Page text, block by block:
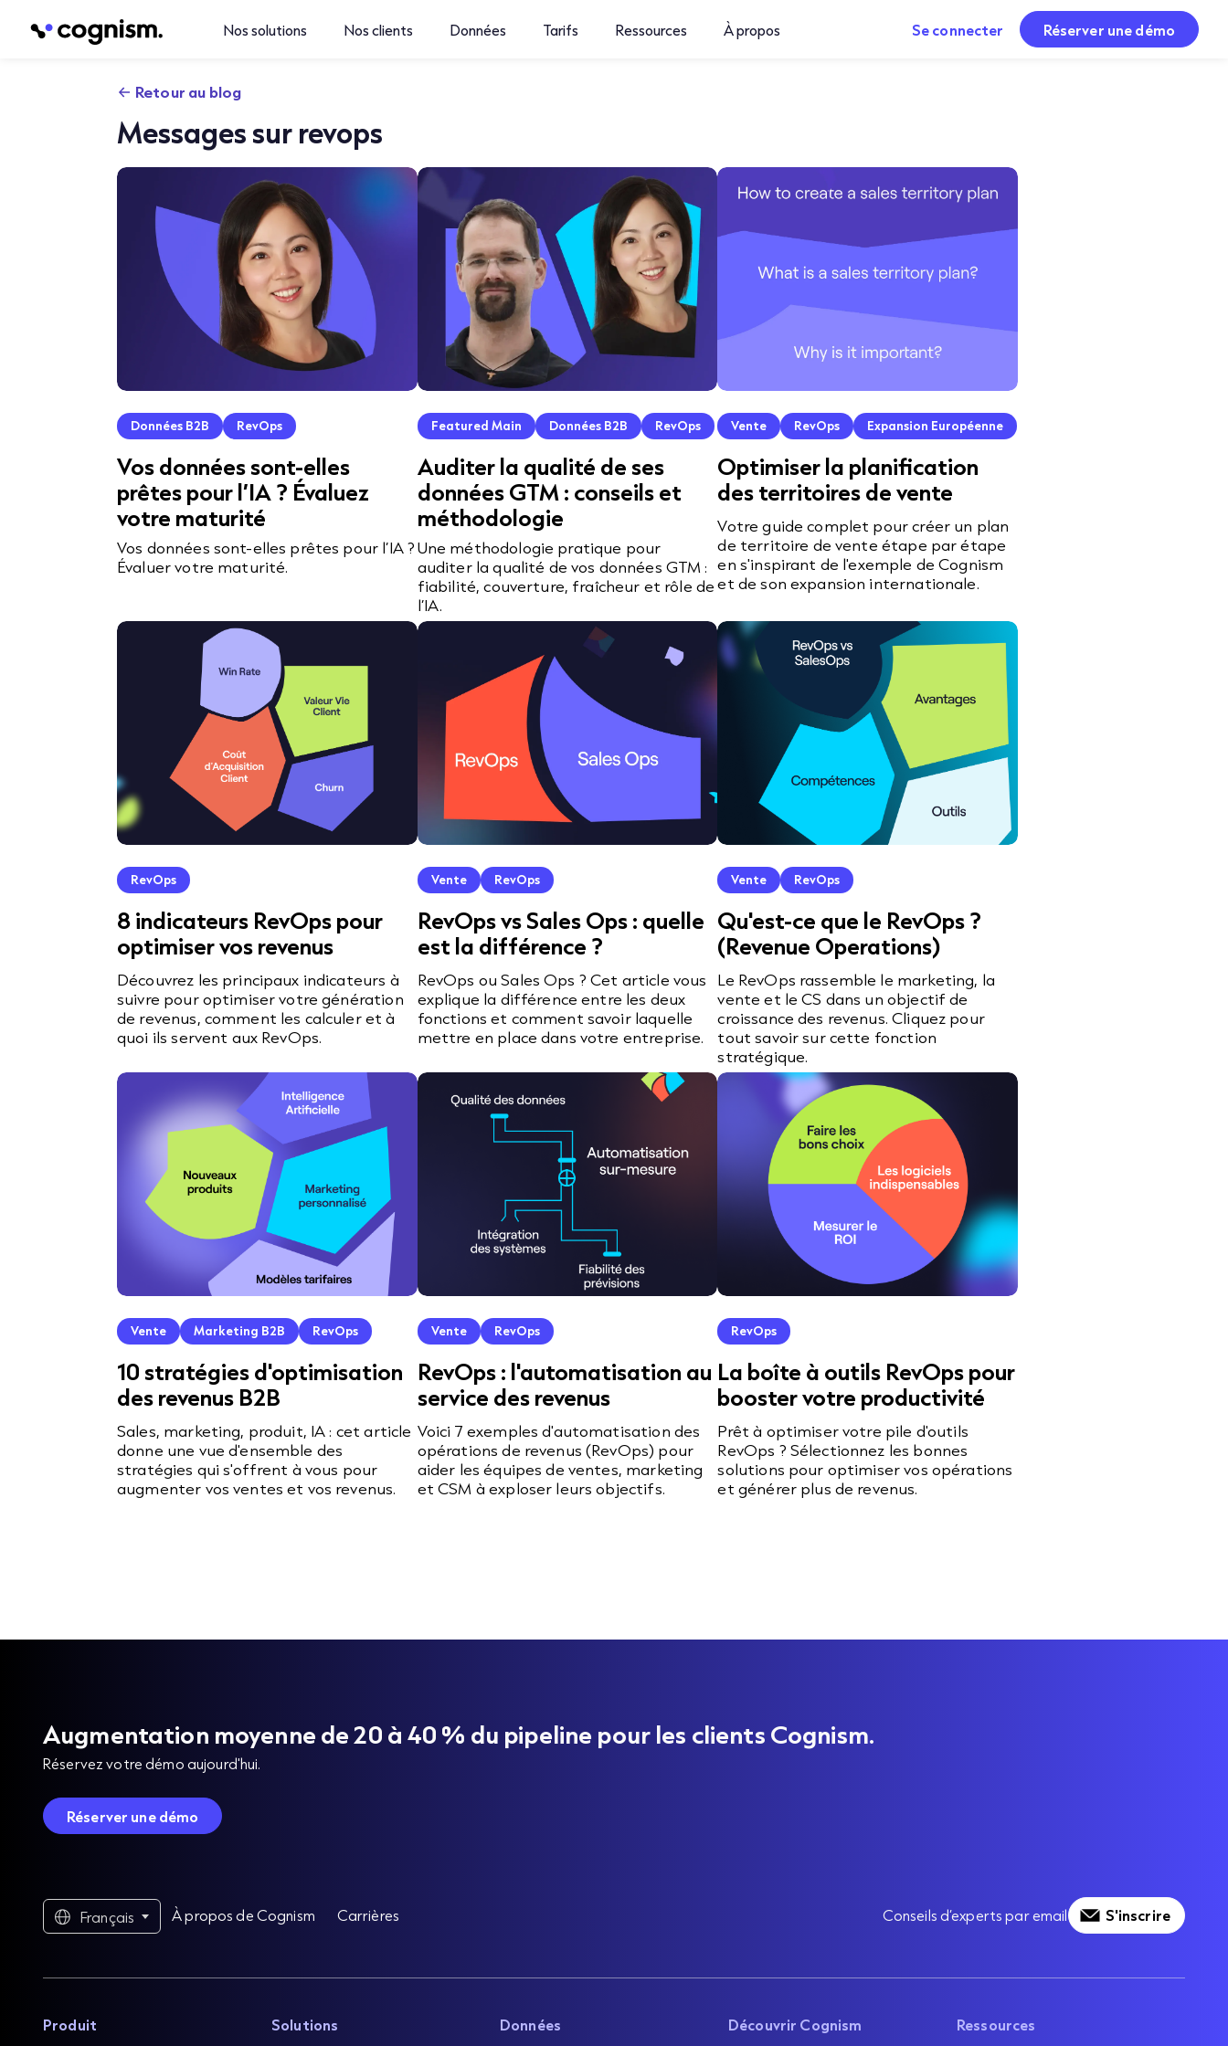
Nos solutions Nos clients Données Tarifs Ressources À propos Se connecter Réserver une démo
Retour au blog
Messages sur revops
Données B2B RevOps
Vos données sont-elles
prêtes pour l’IA ? Évaluez
votre maturité
Vos données sont-elles prêtes pour l’IA ?
Évaluer votre maturité.
Featured Main Données B2B RevOps
Auditer la qualité de ses
données GTM : conseils et
méthodologie
Une méthodologie pratique pour
auditer la qualité de vos données GTM :
fiabilité, couverture, fraîcheur et rôle de
l’IA.
Vente RevOps Expansion Européenne
Optimiser la planification
des territoires de vente
Votre guide complet pour créer un plan
de territoire de vente étape par étape
en s'inspirant de l'exemple de Cognism
et de son expansion internationale.
RevOps
8 indicateurs RevOps pour
optimiser vos revenus
Découvrez les principaux indicateurs à
suivre pour optimiser votre génération
de revenus, comment les calculer et à
quoi ils servent aux RevOps.
Vente RevOps
RevOps vs Sales Ops : quelle
est la différence ?
RevOps ou Sales Ops ? Cet article vous
explique la différence entre les deux
fonctions et comment savoir laquelle
mettre en place dans votre entreprise.
Vente RevOps
Qu'est-ce que le RevOps ?
(Revenue Operations)
Le RevOps rassemble le marketing, la
vente et le CS dans un objectif de
croissance des revenus. Cliquez pour
tout savoir sur cette fonction
stratégique.
Vente Marketing B2B RevOps
10 stratégies d'optimisation
des revenus B2B
Sales, marketing, produit, IA : cet article
donne une vue d'ensemble des
stratégies qui s'offrent à vous pour
augmenter vos ventes et vos revenus.
Vente RevOps
RevOps : l'automatisation au
service des revenus
Voici 7 exemples d'automatisation des
opérations de revenus (RevOps) pour
aider les équipes de ventes, marketing
et CSM à exploser leurs objectifs.
RevOps
La boîte à outils RevOps pour
booster votre productivité
Prêt à optimiser votre pile d'outils
RevOps ? Sélectionnez les bonnes
solutions pour optimiser vos opérations
et générer plus de revenus.
Augmentation moyenne de 20 à 40 % du pipeline pour les clients Cognism.
Réservez votre démo aujourd'hui.
Réserver une démo
Français À propos de Cognism Carrières Conseils d’experts par email S'inscrire
Produit
Solutions
Données
Découvrir Cognism
Ressources